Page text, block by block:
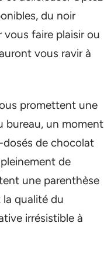
du noir
faire plaisir ou
vous ravir à
promettent une
bureau, un moment
dosés de chocolat
de
une parenthèse
la qualité du
irrésistible à